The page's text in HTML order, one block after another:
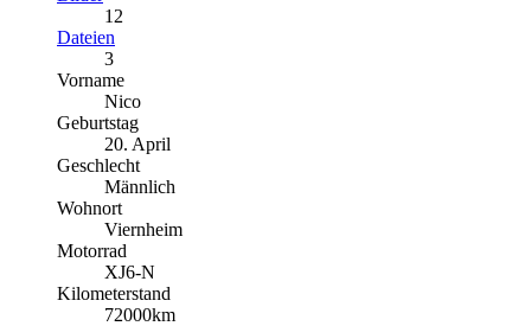
12
Dateien
3
Vorname
Nico
Geburtstag
20. April
Geschlecht
Männlich
Wohnort
Viernheim
Motorrad
XJ6-N
Kilometerstand
72000km